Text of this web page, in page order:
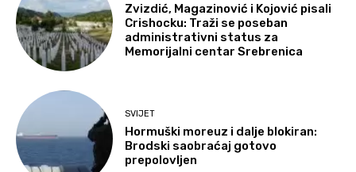
Zvizdić, Magazinović i Kojović pisali
Crishocku: Traži se poseban
administrativni status za
Memorijalni centar Srebrenica
SVIJET
Hormuški moreuz i dalje blokiran:
Brodski saobraćaj gotovo
prepolovljen